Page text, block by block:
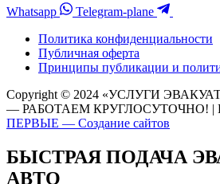
Whatsapp
Telegram-plane
Политика конфиденциальности
Публичная оферта
Принципы публикации и
Copyright © 2024 «УСЛУГИ
— РАБОТАЕМ КРУГЛОСУТОЧНО! |
ПЕРВЫЕ — Создание сайтов
БЫСТРАЯ ПОДАЧА
АВТО